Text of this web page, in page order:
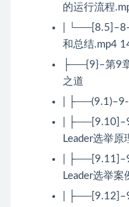
的运行流程
|
和总结.mp4
├──{9}–第9
之道
|
|
Leader选举
|
Leader选举
|